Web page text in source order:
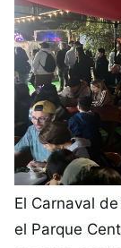
El Carnaval
el Parque